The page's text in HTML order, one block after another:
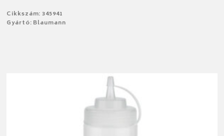
Cikkszám: 345941
Gyártó: Blaumann